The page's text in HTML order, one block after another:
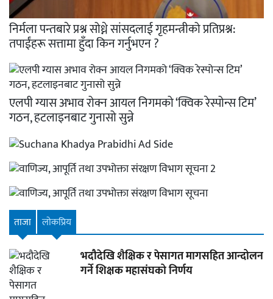
निर्मला पन्तबारे प्रश्न सोध्ने सांसदलाई गृहमन्त्रीको प्रतिप्रश्न:
तपाईंहरू सत्तामा हुँदा किन गर्नुभएन ?
एलपी ग्यास अभाव रोक्न आयल निगमको ‘क्विक रेस्पोन्स टिम’
गठन, हटलाइनबाट गुनासो सुन्ने
ताजा लाेकप्रिय
भदौदेखि शैक्षिक र पेसागत मागसहित आन्दोलन
गर्ने शिक्षक महासंघको निर्णय